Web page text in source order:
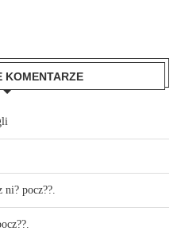
KOMENTARZE
ni? pocz??.